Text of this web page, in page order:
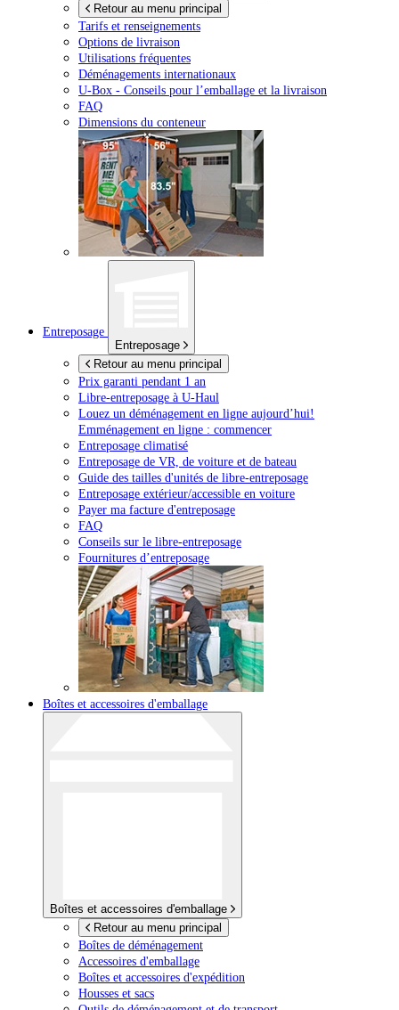
Retour au menu principal
Tarifs et renseignements
Options de livraison
Utilisations fréquentes
Déménagements internationaux
U-Box - Conseils pour l’emballage et la livraison
FAQ
Dimensions du conteneur
Entreposage
Entreposage
Retour au menu principal
Prix garanti pendant 1 an
Libre-entreposage à U-Haul
Louez un déménagement en ligne aujourd’hui!
Emménagement en ligne : commencer
Entreposage climatisé
Entreposage de VR, de voiture et de bateau
Guide des tailles d'unités de libre-entreposage
Entreposage extérieur/accessible en voiture
Payer ma facture d'entreposage
FAQ
Conseils sur le libre-entreposage
Fournitures d’entreposage
Boîtes et accessoires d'emballage
Boîtes et accessoires d'emballage
Retour au menu principal
Boîtes de déménagement
Accessoires d'emballage
Boîtes et accessoires d'expédition
Housses et sacs